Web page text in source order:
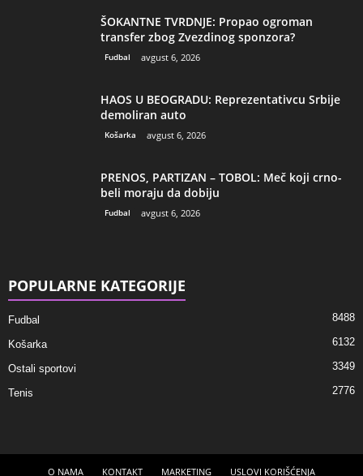
ŠOKANTNE TVRDNJE: Propao ogroman
transfer zbog Zvezdinog sponzora?
Fudbal avgust 6, 2026
HAOS U BEOGRADU: Reprezentativcu Srbije
demoliran auto
Košarka avgust 6, 2026
PRENOS, PARTIZAN – TOBOL: Meč koji crno-
beli moraju da dobiju
Fudbal avgust 6, 2026
POPULARNE KATEGORIJE
Fudbal 8488
Košarka 6132
Ostali sportovi 3349
Tenis 2776
O NAMA KONTAKT MARKETING USLOVI KORIŠĆENJA